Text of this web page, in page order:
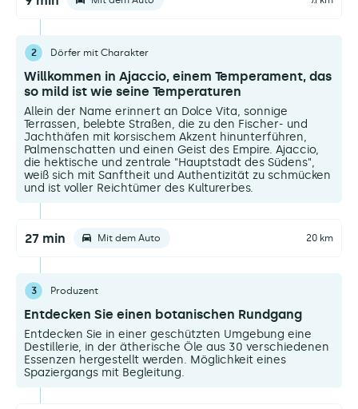
2 Dörfer mit Charakter
Willkommen in Ajaccio, einem Temperament, das
so mild ist wie seine Temperaturen
Allein der Name erinnert an Dolce Vita, sonnige
Terrassen, belebte Straßen, die zu den Fischer- und
Jachthäfen mit korsischem Akzent hinunterführen,
Palmenschatten und einen Geist des Empire. Ajaccio,
die hektische und zentrale "Hauptstadt des Südens",
weiß sich mit Sanftheit und Authentizität zu schmücken
und ist voller Reichtümer des Kulturerbes.
27 min Mit dem Auto 20 km
3 Produzent
Entdecken Sie einen botanischen Rundgang
Entdecken Sie in einer geschützten Umgebung eine
Destillerie, in der ätherische Öle aus 30 verschiedenen
Essenzen hergestellt werden. Möglichkeit eines
Spaziergangs mit Begleitung.